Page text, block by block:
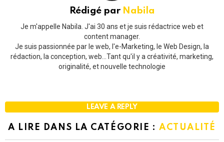
Rédigé par Nabila
Je m'appelle Nabila. J'ai 30 ans et je suis rédactrice web et
content manager.
Je suis passionnée par le web, l'e-Marketing, le Web Design, la
rédaction, la conception, web...Tant qu'il y a créativité, marketing,
originalité, et nouvelle technologie
LEAVE A REPLY
A LIRE DANS LA CATÉGORIE : ACTUALITÉ